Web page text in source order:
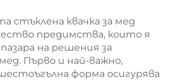
стъклена квачка за мед
предимства, които я
на решения за
Първо и най-важно,
форма осигурява